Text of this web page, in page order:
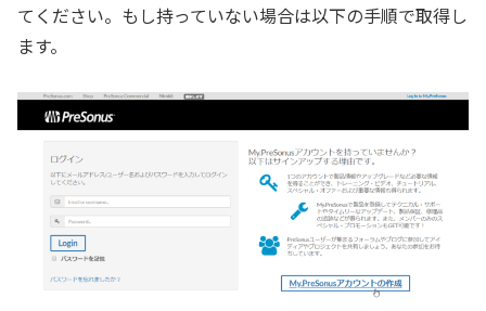
てください。もし持っていない場合は以下の手順で取得し
ます。